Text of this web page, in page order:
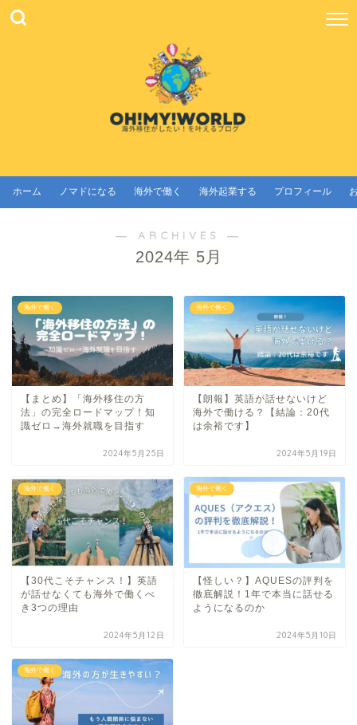
ホーム ノマドになる 海外で働く 海外起業する プロフィール
― ARCHIVES ―
2024年 5月
海外で働く
【まとめ】「海外移住の方
法」の完全ロードマップ！知
識ゼロ→海外就職を目指す
2024年5月25日
海外で働く
【朗報】英語が話せないけど
海外で働ける？【結論：20代
は余裕です】
2024年5月19日
海外で働く
【30代こそチャンス！】英語
が話せなくても海外で働くべ
き3つの理由
2024年5月12日
海外で働く
【怪しい？】AQUESの評判を
徹底解説！1年で本当に話せる
ようになるのか
2024年5月10日
海外で働く